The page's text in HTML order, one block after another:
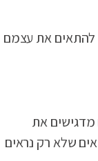
להתאים את עצמם
גם מדגישים את
שלא רק נראים